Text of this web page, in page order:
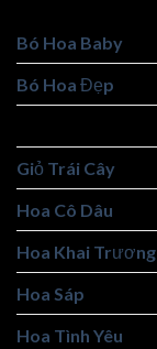
Bó Hoa Baby
Bó Hoa Đẹp
Giỏ Trái Cây
Hoa Cô Dâu
Hoa Khai Trương
Hoa Sáp
Hoa Tình Yêu